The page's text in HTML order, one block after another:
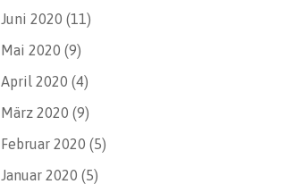
Juni 2020 (11)
Mai 2020 (9)
April 2020 (4)
März 2020 (9)
Februar 2020 (5)
Januar 2020 (5)